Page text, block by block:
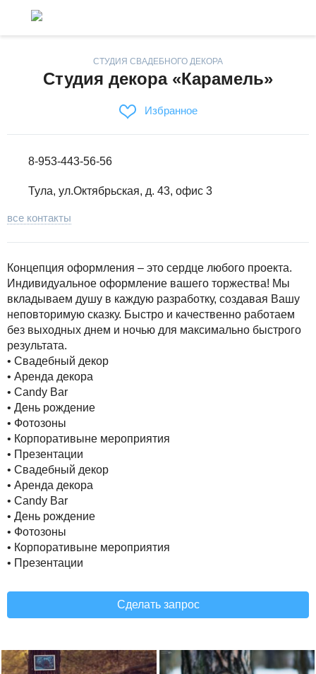
СТУДИЯ СВАДЕБНОГО ДЕКОРА
Студия декора «Карамель»
Избранное
8-953-443-56-56
Тула, ул.Октябрьская, д. 43, офис 3
все контакты
Концепция оформления – это сердце любого проекта.
Индивидуальное оформление вашего торжества! Мы
вкладываем душу в каждую разработку, создавая Вашу
неповторимую сказку. Быстро и качественно работаем
без выходных днем и ночью для максимально быстрого
результата.
• Свадебный декор
• Аренда декора
• Candy Bar
• День рождение
• Фотозоны
• Корпоративыне мероприятия
• Презентации
• Свадебный декор
• Аренда декора
• Candy Bar
• День рождение
• Фотозоны
• Корпоративыне мероприятия
• Презентации
Сделать запрос